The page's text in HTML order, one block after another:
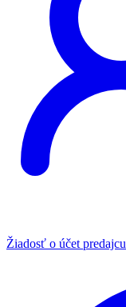
Žiadosť o účet predajcu